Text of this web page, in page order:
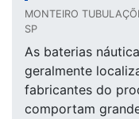
MONTEIRO
SP
As baterias
geralmente
fabricantes do
comportam